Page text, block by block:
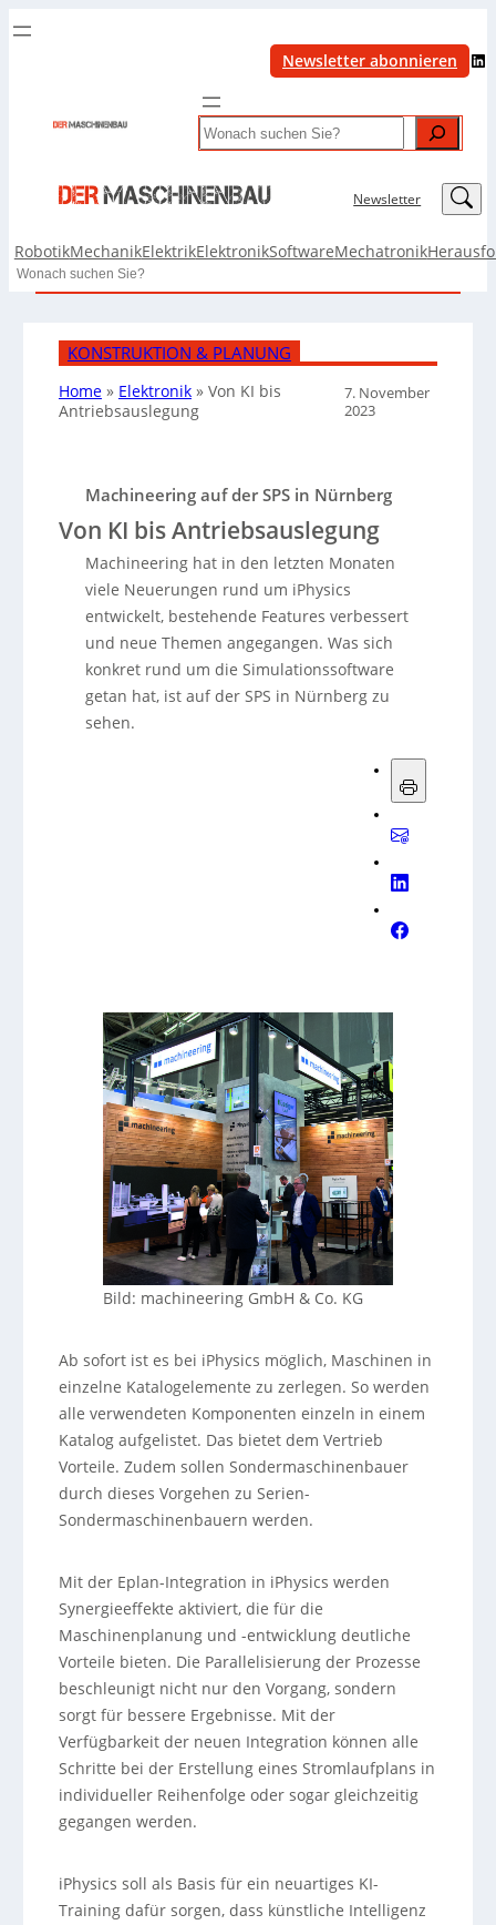
Newsletter abonnieren LinkedIn
Search
Newsletter LinkedIn
RobotikMechanikElektrikElektronikSoftwareMechatronik
Search
KONSTRUKTION & PLANUNG
Home» Elektronik» Von KI bis
Antriebsauslegung
7. November
2023
Machineering auf der SPS in Nürnberg
Von KI bis Antriebsauslegung
Machineering hat in den letzten Monaten
viele Neuerungen rund um iPhysics
entwickelt, bestehende Features verbessert
und neue Themen angegangen. Was sich
konkret rund um die Simulationssoftware
getan hat, ist auf der SPS in Nürnberg zu
sehen.
Bild: machineering GmbH & Co. KG
Ab sofort ist es bei iPhysics möglich, Maschinen in
einzelne Katalogelemente zu zerlegen. So werden
alle verwendeten Komponenten einzeln in einem
Katalog aufgelistet. Das bietet dem Vertrieb
Vorteile. Zudem sollen Sondermaschinenbauer
durch dieses Vorgehen zu Serien-
Sondermaschinenbauern werden.
Mit der Eplan-Integration in iPhysics werden
Synergieeffekte aktiviert, die für die
Maschinenplanung und -entwicklung deutliche
Vorteile bieten. Die Parallelisierung der Prozesse
beschleunigt nicht nur den Vorgang, sondern
sorgt für bessere Ergebnisse. Mit der
Verfügbarkeit der neuen Integration können alle
Schritte bei der Erstellung eines Stromlaufplans in
individueller Reihenfolge oder sogar gleichzeitig
gegangen werden.
iPhysics soll als Basis für ein neuartiges KI-
Training dafür sorgen, dass künstliche Intelligenz